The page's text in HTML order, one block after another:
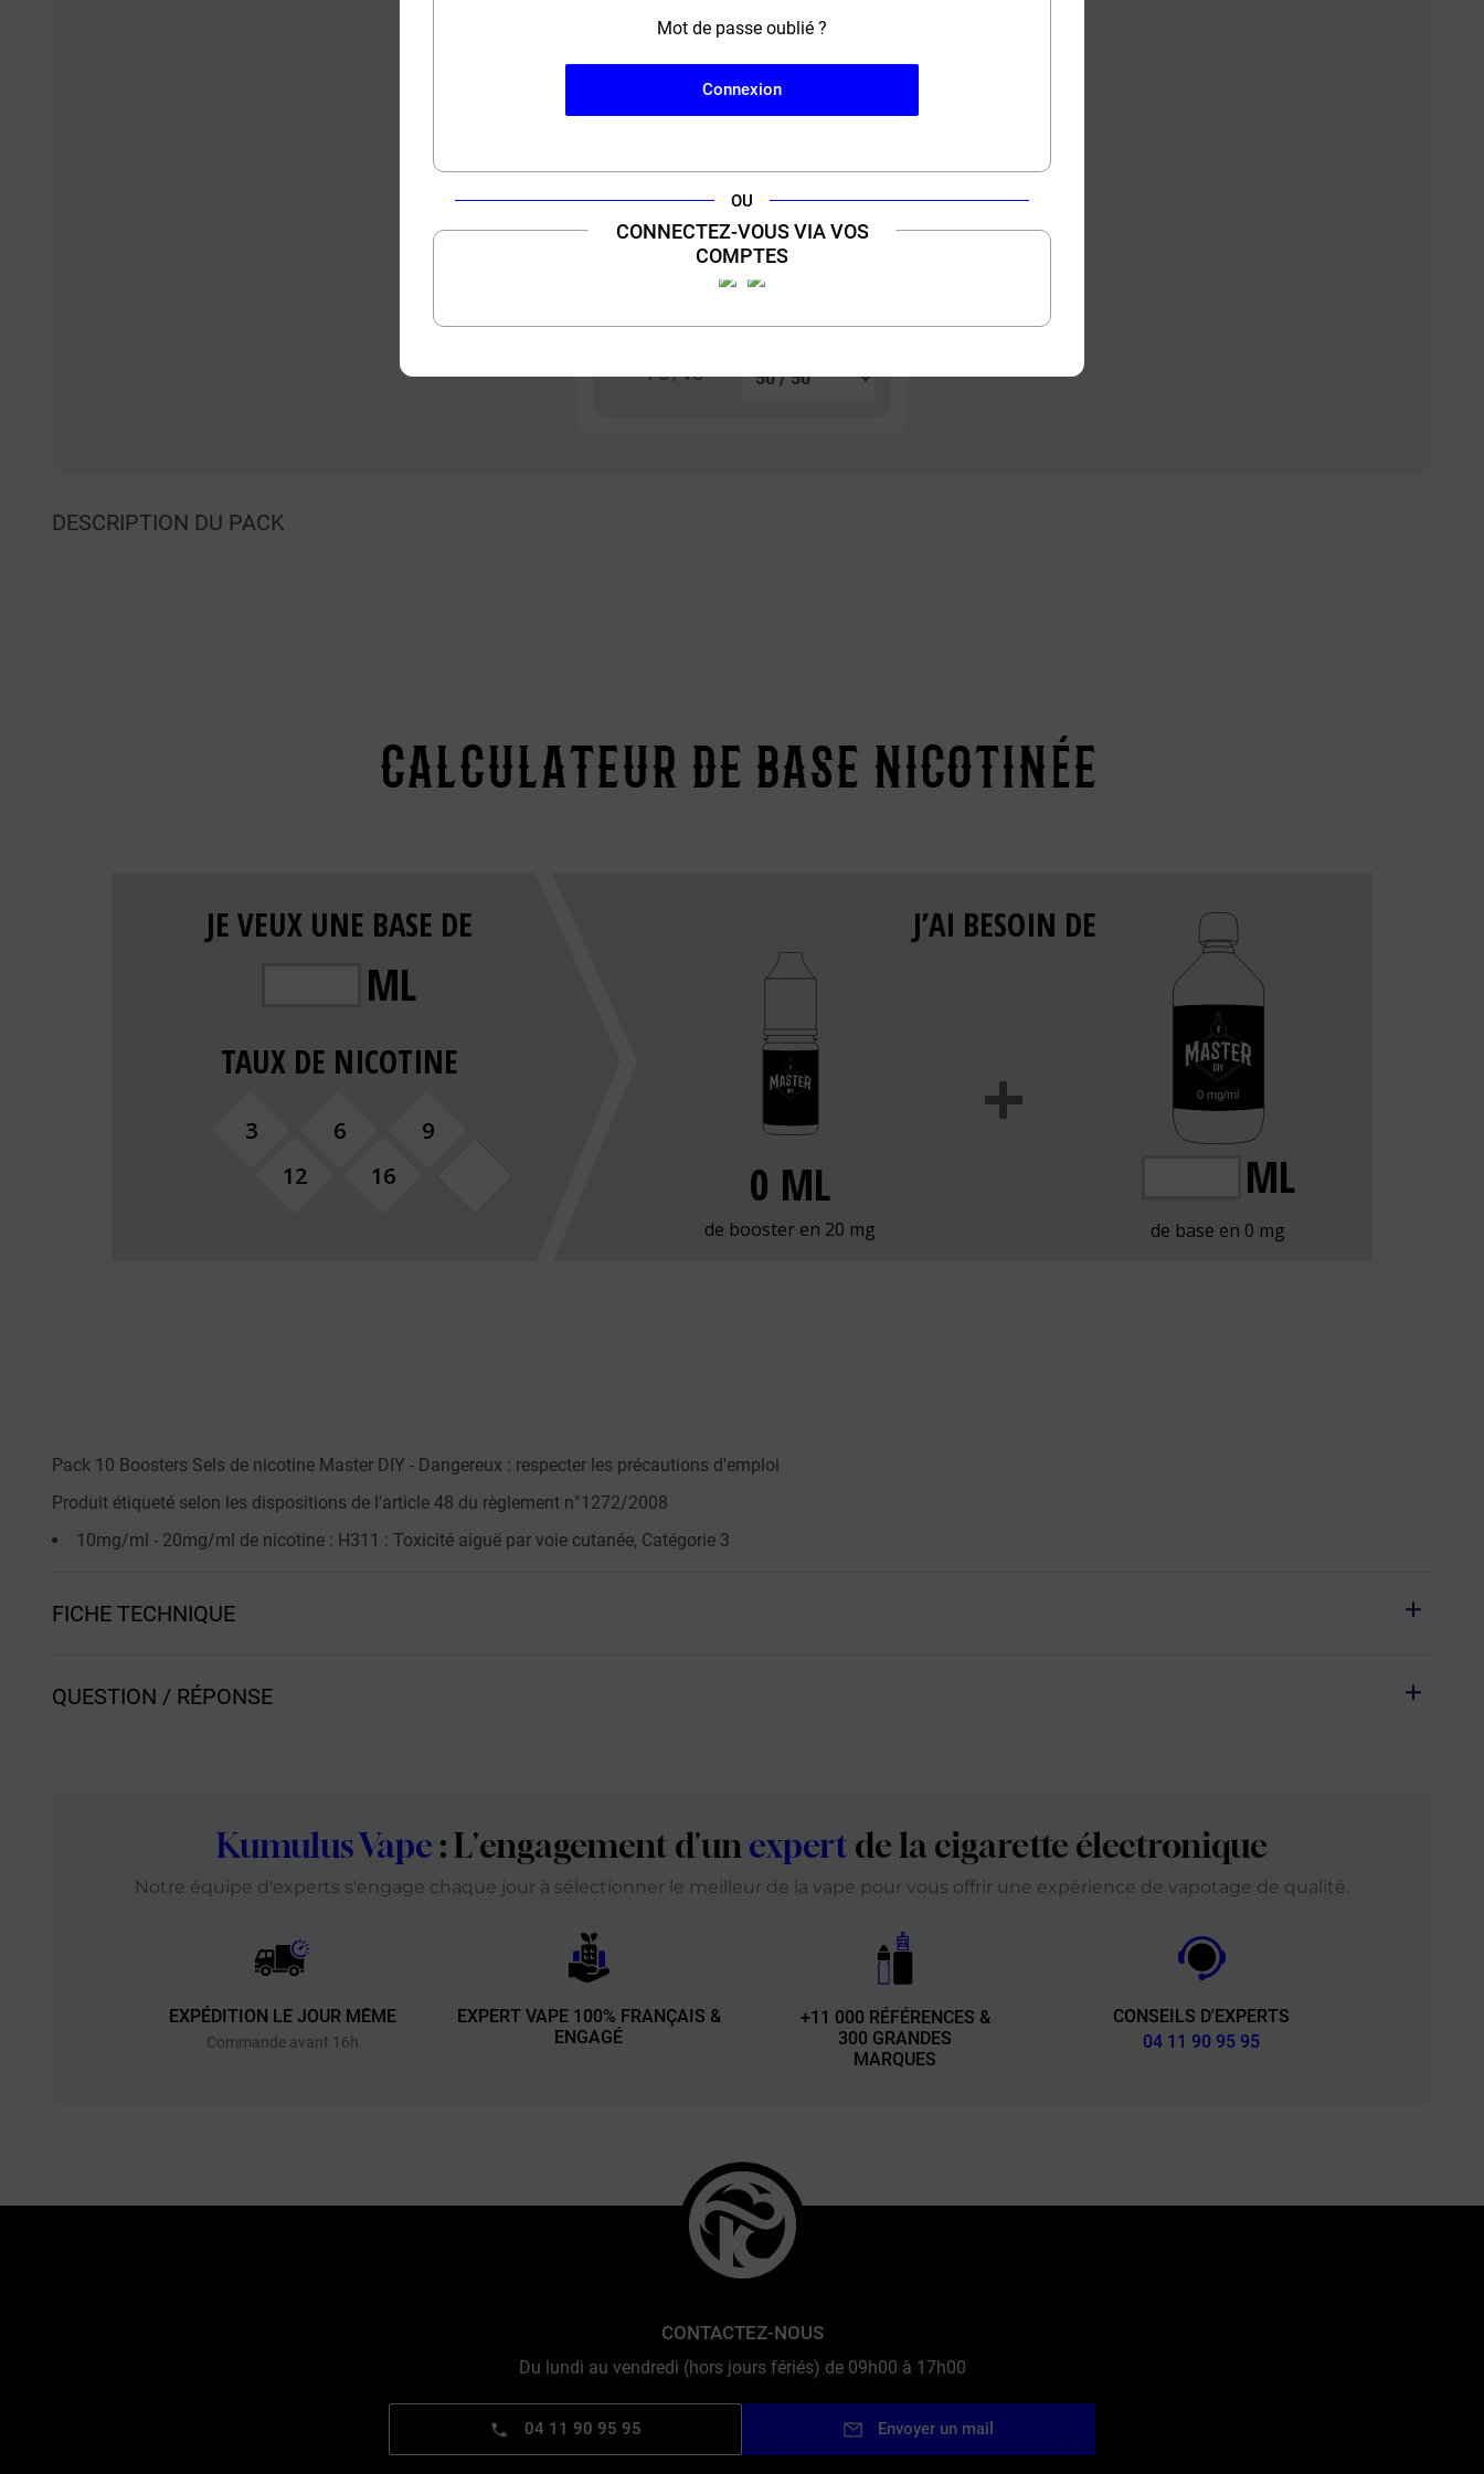
Mot de passe oublié ?
Connexion
OU
CONNECTEZ-VOUS VIA VOS
COMPTES
Booster sels de nicotine
13,00 €
Taux de nicotine
PG / VG
DESCRIPTION DU PACK
Pack 10 Boosters Sels de nicotine Master DIY - Dangereux : respecter les précautions d'emploi
Produit étiqueté selon les dispositions de l'article 48 du règlement n°1272/2008
10mg/ml - 20mg/ml de nicotine : H311 : Toxicité aiguë par voie cutanée, Catégorie 3
FICHE TECHNIQUE
QUESTION / RÉPONSE
Kumulus Vape : L'engagement d'un expert de la cigarette électronique
Notre équipe d'experts s'engage chaque jour à sélectionner le meilleur de la vape pour vous offrir une expérience de vapotage de qualité.
EXPÉDITION LE JOUR MÊME
Commande avant 16h
EXPERT VAPE 100% FRANÇAIS &
ENGAGÉ
+11 000 RÉFÉRENCES &
300 GRANDES
MARQUES
CONSEILS D'EXPERTS
04 11 90 95 95
CONTACTEZ-NOUS
Du lundi au vendredi (hors jours fériés) de 09h00 à 17h00
04 11 90 95 95 Envoyer un mail